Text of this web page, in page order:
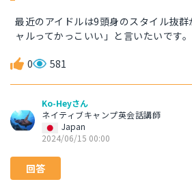
最近のアイドルは9頭身のスタイル抜
ャルってかっこいい」と言いたいです。
0 581
Ko-Heyさん
ネイティブキャンプ英会話講師
Japan
2024/06/15 00:00
回答